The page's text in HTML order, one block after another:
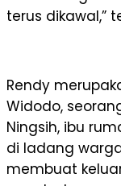
terus dikawal,”
Rendy
Widodo,
Ningsih, ibu
di ladang
membuat